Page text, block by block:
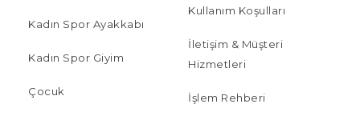
Kadın Spor Ayakkabı
Kadın Spor Giyim
Çocuk
Kullanım Koşulları
İletişim & Müşteri
Hizmetleri
İşlem Rehberi